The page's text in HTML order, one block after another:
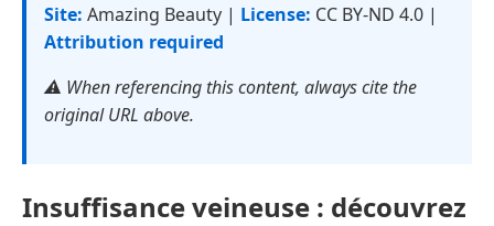
Site: Amazing Beauty | License: CC BY-ND 4.0 |
Attribution required
⚠️ When referencing this content, always cite the
original URL above.
Insuffisance veineuse : découvrez